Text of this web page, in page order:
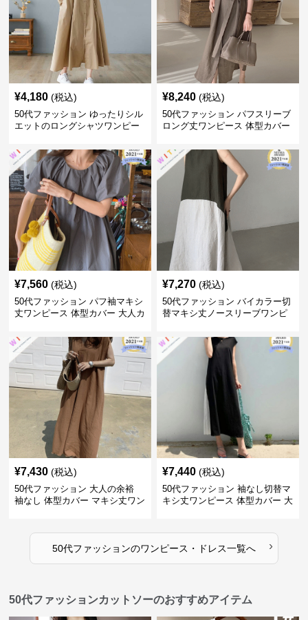
¥4,180 (税込)
50代ファッション ゆったりシル
エットのロングシャツワンピー
¥8,240 (税込)
50代ファッション パフスリーブ
ロング丈ワンピース 体型カバー
¥7,560 (税込)
50代ファッション パフ袖マキシ
丈ワンピース 体型カバー 大人カ
¥7,270 (税込)
50代ファッション バイカラー切
替マキシ丈ノースリーブワンピ
¥7,430 (税込)
50代ファッション 大人の余裕
袖なし 体型カバー マキシ丈ワン
¥7,440 (税込)
50代ファッション 袖なし切替マ
キシ丈ワンピース 体型カバー 大
50代ファッションのワンピース・ドレス一覧へ ›
50代ファッションカットソーのおすすめアイテム